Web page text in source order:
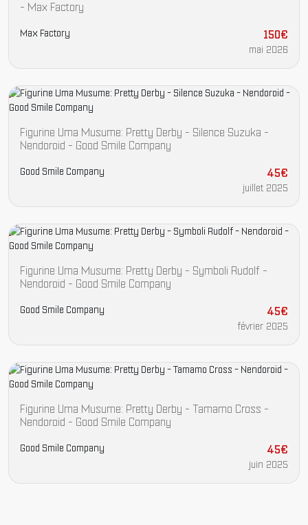
- Max Factory
Max Factory 150€
mai 2026
Figurine Uma Musume: Pretty Derby - Silence Suzuka -
Nendoroid - Good Smile Company
Good Smile Company 45€
juillet 2025
Figurine Uma Musume: Pretty Derby - Symboli Rudolf -
Nendoroid - Good Smile Company
Good Smile Company 45€
février 2025
Figurine Uma Musume: Pretty Derby - Tamamo Cross -
Nendoroid - Good Smile Company
Good Smile Company 45€
juin 2025